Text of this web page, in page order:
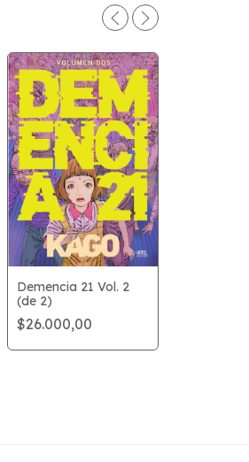
Demencia 21 Vol. 2
(de 2)
$26.000,00